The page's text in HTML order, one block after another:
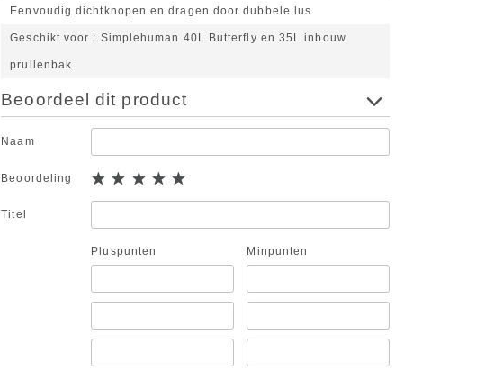
Eenvoudig dichtknopen en dragen door dubbele lus
Geschikt voor Simplehuman 40L Butterfly en 35L inbouw
prullenbak
Beoordeel dit product
Naam
Beoordeling
Titel
Pluspunten Minpunten